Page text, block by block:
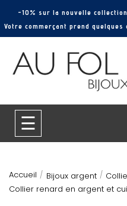
-10% sur la nouvelle
Votre commerçant prend
Basculer
la
☰
Accueil Bijoux argent
Collier renard en argent et